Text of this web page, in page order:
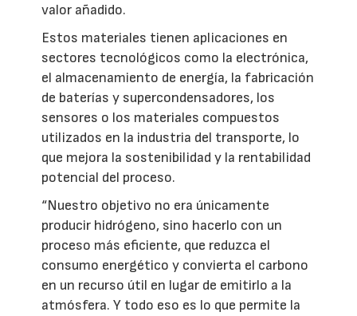
valor añadido.
Estos materiales tienen aplicaciones en
sectores tecnológicos como la electrónica,
el almacenamiento de energía, la fabricación
de baterías y supercondensadores, los
sensores o los materiales compuestos
utilizados en la industria del transporte, lo
que mejora la sostenibilidad y la rentabilidad
potencial del proceso.
“Nuestro objetivo no era únicamente
producir hidrógeno, sino hacerlo con un
proceso más eficiente, que reduzca el
consumo energético y convierta el carbono
en un recurso útil en lugar de emitirlo a la
atmósfera. Y todo eso es lo que permite la